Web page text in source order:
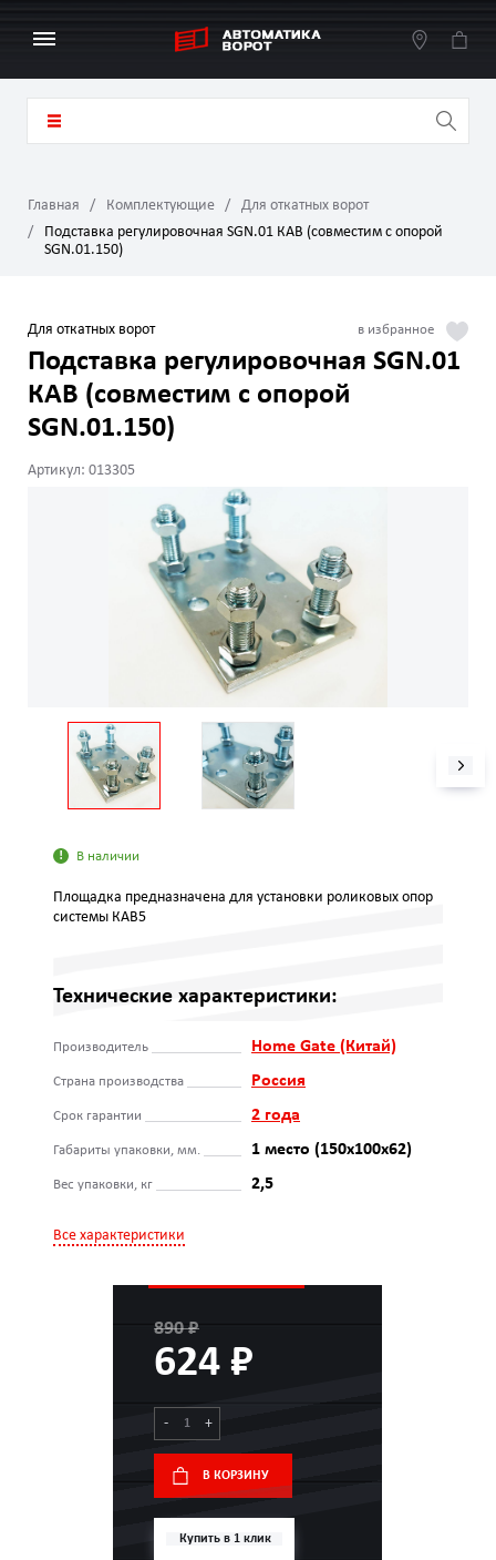
Главная Комплектующие
Для откатных ворот
Подставка регулировочная SGN.01 КАВ (совместим с опорой
SGN.01.150)
Для откатных ворот
Подставка регулировочная SGN.01
КАВ (совместим с опорой
SGN.01.150)
Артикул: 013305
В наличии
Площадка предназначена для установки роликовых опор
системы КАВ5
Технические характеристики:
Производитель Home Gate (Китай)
Страна производства Россия
Срок гарантии 2 года
Габариты упаковки, мм. 1 место (150х100х62)
Вес упаковки, кг 2,5
Все характеристики
890 ₽
624 ₽
- +
В КОРЗИНУ
Купить в 1 клик